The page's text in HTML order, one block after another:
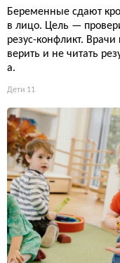
Беременные сдают
в лицо. Цель —
резус-конфликт. Врачи
верить и не читать
а.
Дети 11